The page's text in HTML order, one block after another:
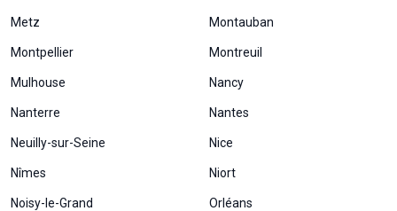
Metz Montauban
Montpellier Montreuil
Mulhouse Nancy
Nanterre Nantes
Neuilly-sur-Seine Nice
Nîmes Niort
Noisy-le-Grand Orléans